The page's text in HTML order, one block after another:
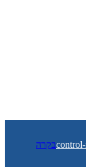
בקרה